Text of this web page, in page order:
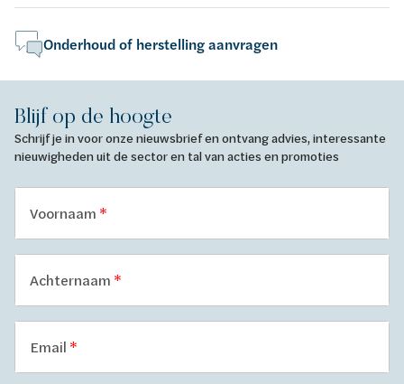
Onderhoud of herstelling aanvragen
Blijf op de hoogte
Schrijf je in voor onze nieuwsbrief en ontvang advies, interessante
nieuwigheden uit de sector en tal van acties en promoties
Voornaam
Achternaam
Email